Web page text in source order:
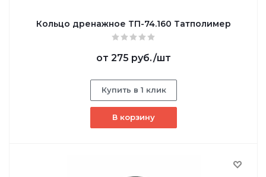
Кольцо дренажное ТП-74.160 Татполимер
от 275 руб./шт
Купить в 1 клик
В корзину